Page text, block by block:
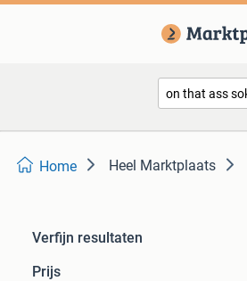
Home Heel Marktplaats
Verfijn resultaten
Prijs